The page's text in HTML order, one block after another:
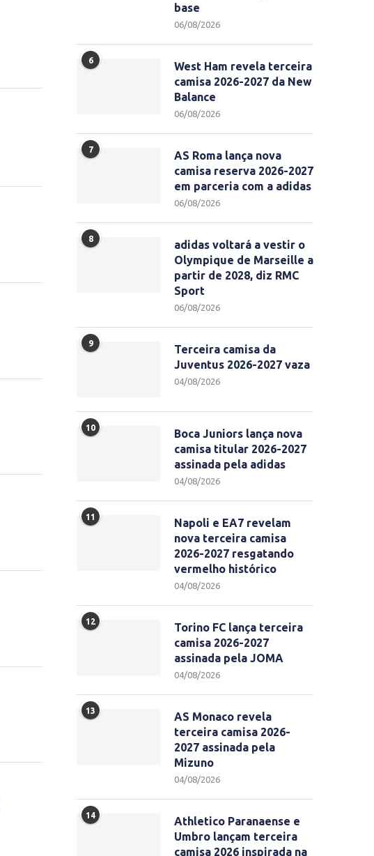
base
06/08/2026
6
West Ham revela terceira
camisa 2026-2027 da New
Balance
06/08/2026
7
AS Roma lança nova
camisa reserva 2026-2027
em parceria com a adidas
06/08/2026
8
adidas voltará a vestir o
Olympique de Marseille a
partir de 2028, diz RMC
Sport
06/08/2026
9
Terceira camisa da
Juventus 2026-2027 vaza
04/08/2026
10
Boca Juniors lança nova
camisa titular 2026-2027
assinada pela adidas
04/08/2026
11
Napoli e EA7 revelam
nova terceira camisa
2026-2027 resgatando
vermelho histórico
04/08/2026
12
Torino FC lança terceira
camisa 2026-2027
assinada pela JOMA
04/08/2026
13
AS Monaco revela
terceira camisa 2026-
2027 assinada pela
Mizuno
04/08/2026
14
Athletico Paranaense e
Umbro lançam terceira
camisa 2026 inspirada na